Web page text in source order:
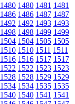
1480 1480 1481 1481
1486 1486 1487 1487
1492 1492 1493 1493
1498 1498 1499 1499
1504 1504 1505 1505
1510 1510 1511 1511
1516 1516 1517 1517
1522 1522 1523 1523
1528 1528 1529 1529
1534 1534 1535 1535
1540 1540 1541 1541